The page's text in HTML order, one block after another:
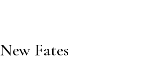
New Fates